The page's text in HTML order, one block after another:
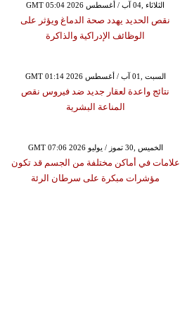
GMT 05:04 2026 الثلاثاء ,04 آب / أغسطس
نقص الحديد يهدد صحة الدماغ ويؤثر على
الوظائف الإدراكية والذاكرة
GMT 01:14 2026 السبت ,01 آب / أغسطس
نتائج واعدة لعقار جديد ضد فيروس نقص
المناعة البشرية
GMT 07:06 2026 الخميس ,30 تموز / يوليو
علامات في أماكن مختلفة من الجسم قد تكون
مؤشرات مبكرة على سرطان الرئة